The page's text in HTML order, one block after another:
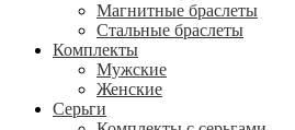
Магнитные браслеты
Стальные браслеты
Комплекты
Мужские
Женские
Серьги